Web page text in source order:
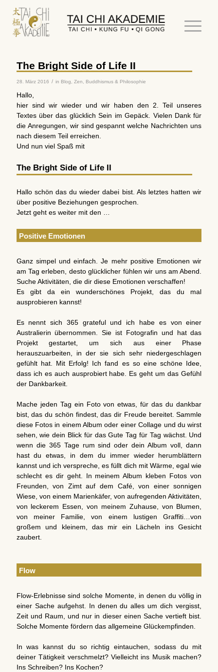
The Bright Side of Life II
28. März 2016 / in Blog Zen, Buddhismus & Philosophie
Hallo,
hier sind wir wieder und wir haben den 2. Teil unseres
Textes über das glücklich Sein im Gepäck. Vielen Dank für
die Anregungen, wir sind gespannt welche Nachrichten uns
nach diesem Teil erreichen.
Und nun viel Spaß mit
The Bright Side of Life II
Hallo schön das du wieder dabei bist. Als letztes hatten wir
über positive Beziehungen gesprochen.
Jetzt geht es weiter mit den …
Positive Emotionen
Ganz simpel und einfach. Je mehr positive Emotionen wir
am Tag erleben, desto glücklicher fühlen wir uns am Abend.
Suche Aktivitäten, die dir diese Emotionen verschaffen!
Es gibt da ein wunderschönes Projekt, das du mal
ausprobieren kannst!
Es nennt sich 365 grateful und ich habe es von einer
Australierin übernommen. Sie ist Fotografin und hat das
Projekt gestartet, um sich aus einer Phase
herauszuarbeiten, in der sie sich sehr niedergeschlagen
gefühlt hat. Mit Erfolg! Ich fand es so eine schöne Idee,
dass ich es auch ausprobiert habe. Es geht um das Gefühl
der Dankbarkeit.
Mache jeden Tag ein Foto von etwas, für das du dankbar
bist, das du schön findest, das dir Freude bereitet. Sammle
diese Fotos in einem Album oder einer Collage und du wirst
sehen, wie dein Blick für das Gute Tag für Tag wächst. Und
wenn die 365 Tage rum sind oder dein Album voll, dann
hast du etwas, in dem du immer wieder herumblättern
kannst und ich verspreche, es füllt dich mit Wärme, egal wie
schlecht es dir geht. In meinem Album kleben Fotos von
Freunden, von Zimt auf dem Café, von einer sonnigen
Wiese, von einem Marienkäfer, von aufregenden Aktivitäten,
von leckerem Essen, von meinem Zuhause, von Blumen,
von meiner Familie, von einem lustigen Graffiti…von
großem und kleinem, das mir ein Lächeln ins Gesicht
zaubert.
Flow
Flow-Erlebnisse sind solche Momente, in denen du völlig in
einer Sache aufgehst. In denen du alles um dich vergisst,
Zeit und Raum, und nur in dieser einen Sache vertieft bist.
Solche Momente fördern das allgemeine Glückempfinden.
In was kannst du so richtig eintauchen, sodass du mit
deiner Tätigkeit verschmelzt? Vielleicht ins Musik machen?
Ins Schreiben? Ins Kochen?